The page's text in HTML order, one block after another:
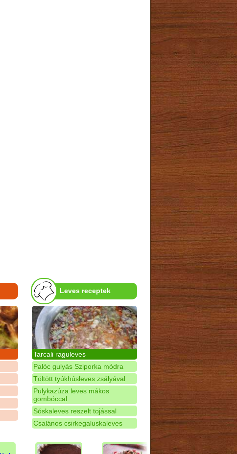
Leves receptek
Tarcali raguleves
Palóc gulyás Sziporka módra
Töltött tyúkhúsleves zsályával
Pulykazúza leves mákos
gombóccal
Sóskaleves reszelt tojással
Csalános csirkegaluskaleves